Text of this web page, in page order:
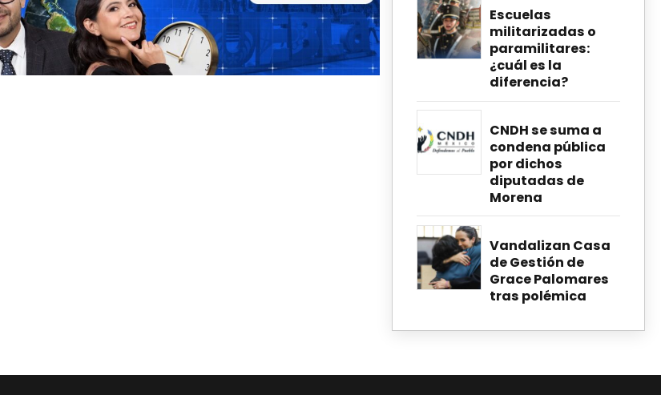
Escuelas
militarizadas o
paramilitares:
¿cuál es la
diferencia?
CNDH se suma a
condena pública
por dichos
diputadas de
Morena
Vandalizan Casa
de Gestión de
Grace Palomares
tras polémica